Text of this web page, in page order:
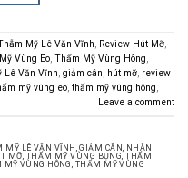
Mỹ Lê Văn Vĩnh, Review Hút Mỡ,
Vùng Eo, Thẩm Mỹ Vùng Hông,
Lê Văn Vĩnh, giảm cân, hút mỡ, review
mỹ vùng eo, thẩm mỹ vùng hông,
Leave a comment
MỸ LÊ VĂN VĨNH ,GIẢM CÂN
NHÂN
MỠ, THẨM MỸ VÙNG BỤNG ,THẨM
MỸ VÙNG HÔNG THẨM MỸ VÙNG